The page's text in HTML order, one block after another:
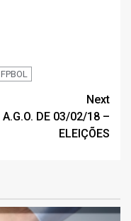
FPBOL
Next
A.G.O. DE 03/02/18 –
ELEIÇÕES